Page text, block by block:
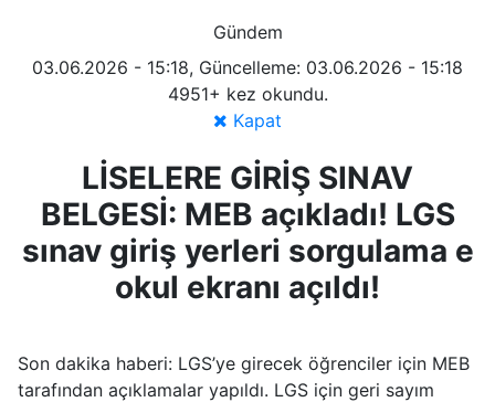
Gündem
03.06.2026 - 15:18, Güncelleme: 03.06.2026 - 15:18
4951+ kez okundu.
Kapat
LİSELERE GİRİŞ SINAV
BELGESİ: MEB açıkladı! LGS
sınav giriş yerleri sorgulama e
okul ekranı açıldı!
Son dakika haberi: LGS’ye girecek öğrenciler için MEB
tarafından açıklamalar yapıldı. LGS için geri sayım